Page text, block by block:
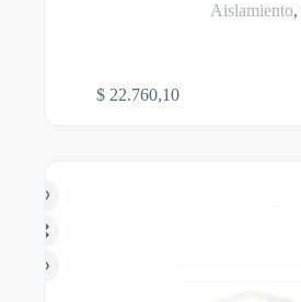
Aislamiento,
$ 22.760,10